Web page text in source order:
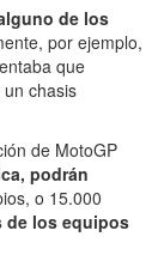
de los
por ejemplo,
que
chasis
de MotoGP
podrán
o 15.000
de los equipos